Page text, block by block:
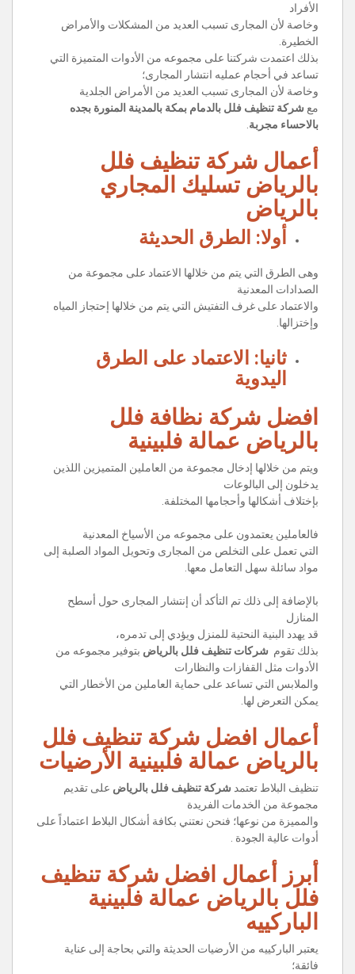
الأفراد
وخاصة لأن المجارى تسبب العديد من المشكلات والأمراض
الخطيرة.
بذلك اعتمدت شركتنا على مجموعه من الأدوات المتميزة التي
تساعد في أحجام عمليه انتشار المجارى؛
وخاصة لأن المجارى تسبب العديد من الأمراض الجلدية
مع شركة تنظيف فلل بالدمام بمكة بالمدينة المنورة بجده
بالاحساء مجربة
أعمال شركة تنظيف فلل
بالرياض تسليك المجاري
بالرياض
أولا: الطرق الحديثة
وهى الطرق التي يتم من خلالها الاعتماد على مجموعة من
الصدادات المعدنية
والاعتماد على غرف التفتيش التي يتم من خلالها إحتجاز المياه
وإختزالها.
ثانيا: الاعتماد على الطرق
اليدوية
افضل شركة نظافة فلل
بالرياض عمالة فلبينية
ويتم من خلالها إدخال مجموعة من العاملين المتميزين اللذين
يدخلون إلى البالوعات
بإختلاف أشكالها وأحجامها المختلفة.
فالعاملين يعتمدون على مجموعه من الأسياخ المعدنية
التي تعمل على التخلص من المجارى وتحويل المواد الصلبة إلى
مواد سائلة سهل التعامل معها.
بالإضافة إلى ذلك تم التأكد أن إنتشار المجارى حول أسطح
المنازل
قد يهدد البنية النحتية للمنزل ويؤدي إلى تدمره،
بذلك تقوم شركات تنظيف فلل بالرياض بتوفير مجموعه من
الأدوات مثل القفازات والنظارات
والملابس التي تساعد على حماية العاملين من الأخطار التي
يمكن التعرض لها.
أعمال افضل شركة تنظيف فلل
بالرياض عمالة فلبينية الأرضيات
تنظيف البلاط تعتمد شركة تنظيف فلل بالرياض على تقديم
مجموعة من الخدمات الفريدة
والمميزة من نوعها؛ فنحن نعتني بكافة أشكال البلاط اعتماداً على
أدوات عالية الجودة .
أبرز أعمال افضل شركة تنظيف
فلل بالرياض عمالة فلبينية
الباركييه
يعتبر الباركييه من الأرضيات الحديثة والتي بحاجة إلى عناية
فائقة؛